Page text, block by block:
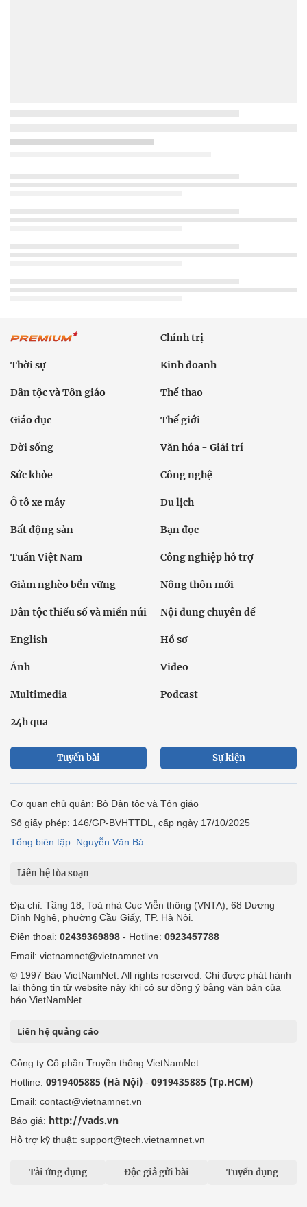
Chính trị
Thời sự Kinh doanh
Dân tộc và Tôn giáo Thể thao
Giáo dục Thế giới
Đời sống Văn hóa - Giải trí
Sức khỏe Công nghệ
Ô tô xe máy Du lịch
Bất động sản Bạn đọc
Tuần Việt Nam Công nghiệp hỗ trợ
Giảm nghèo bền vững Nông thôn mới
Dân tộc thiểu số và miền núi Nội dung chuyên đề
English Hồ sơ
Ảnh Video
Multimedia Podcast
24h qua
Tuyến bài Sự kiện
Cơ quan chủ quản: Bộ Dân tộc và Tôn giáo
Số giấy phép: 146/GP-BVHTTDL, cấp ngày 17/10/2025
Tổng biên tập: Nguyễn Văn Bá
Liên hệ tòa soạn
Địa chỉ: Tầng 18, Toà nhà Cục Viễn thông (VNTA), 68 Dương
Đình Nghệ, phường Cầu Giấy, TP. Hà Nội.
Điện thoại: 02439369898 - Hotline: 0923457788
Email: vietnamnet@vietnamnet.vn
© 1997 Báo VietNamNet. All rights reserved. Chỉ được phát hành
lại thông tin từ website này khi có sự đồng ý bằng văn bản của
báo VietNamNet.
Liên hệ quảng cáo
Công ty Cổ phần Truyền thông VietNamNet
Hotline: 0919405885 (Hà Nội) - 0919435885 (Tp.HCM)
Email: contact@vietnamnet.vn
Báo giá: http://vads.vn
Hỗ trợ kỹ thuật: support@tech.vietnamnet.vn
Tải ứng dụng Độc giả gửi bài Tuyển dụng